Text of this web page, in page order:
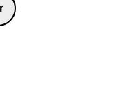
TED Global
plus de 2